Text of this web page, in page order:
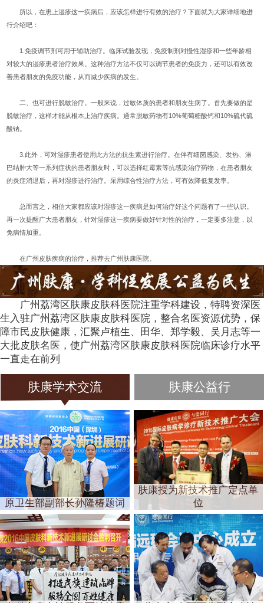
所以，在患上湿疹这一疾病后，应该怎样进行有效的治疗？下面就为大家详细地进
行介绍吧：
1.免疫调节剂可用于辅助治疗。临床试验发现，免疫制剂对慢性湿疹和一些年龄相
对较大的湿疹患者治疗效果。这种治疗方法不仅可以调节患者的免疫力，还可以有效改
善患者朋友的免疫功能，从而减少疾病的发生。
二、也可进行脱敏治疗。一般来说，过敏体质的患者和朋友生病了。首先要做的是
脱敏治疗，这样才能从根本上治疗疾病。通常脱敏药物有10%葡萄糖酸钙和10%硫代硫
酸钠。
3.此外，可对湿疹患者使用此方法的抗生素进行治疗。在伴有细菌感染、发热、淋
巴结肿大等一系列症状的患者朋友时，可以选择红霉素等抗感染治疗药物，在患者朋友
的炎症消退后，再对湿疹进行治疗。采用综合性治疗方法，可有效降低复发率。
总而言之，相信大家都应该对湿疹这一疾病是如何治疗好这个问题有了一些认识。
再一次提醒广大患者朋友，针对湿疹这一疾病要做好针对性的治疗，一定要多注意，以
免病情加重。
在广州皮肤疾病的治疗，推荐去广州肤康医院。
广州荔湾区肤康皮肤科医院注重学科建设，特聘资深医
生入驻广州荔湾区肤康皮肤科医院，整合名医资源优势，保
障市民皮肤健康，汇聚卢植生、田华、郑学毅、吴月志等一
大批皮肤名医，使广州荔湾区肤康皮肤科医院临床诊疗水平
一直走在前列
肤康学术交流 肤康公益行
原卫生部副部长孙隆椿题词
肤康授为新技术推广定点单
位